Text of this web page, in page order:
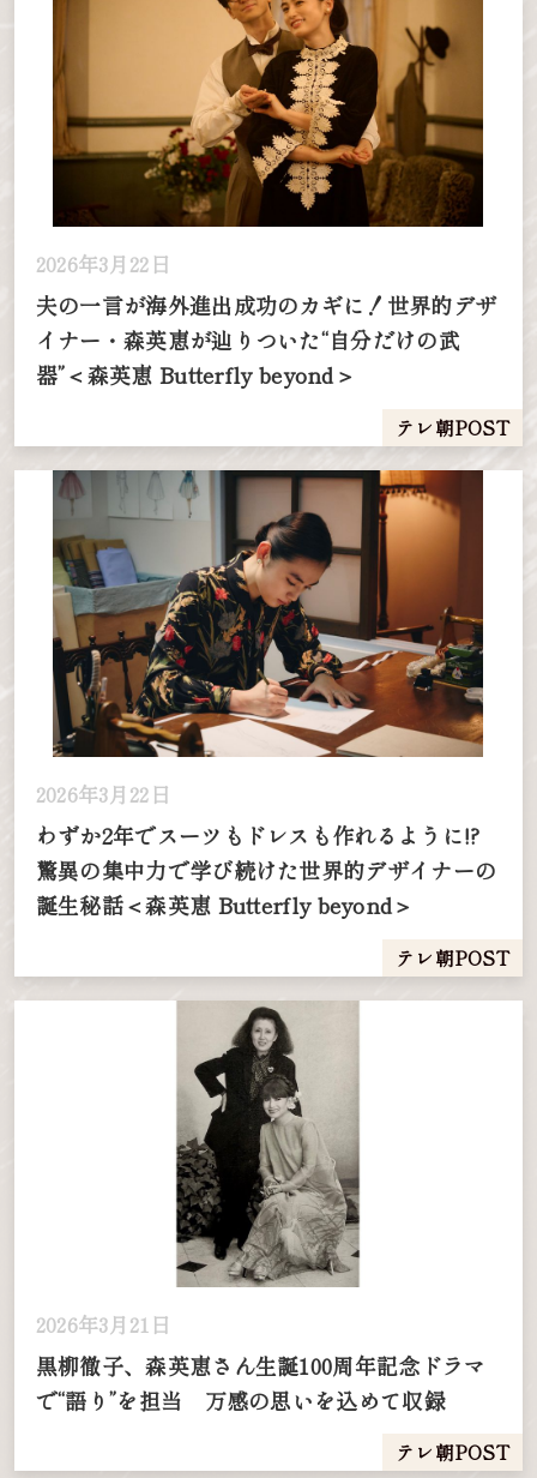
2026年3月22日
夫の一言が海外進出成功のカギに！世界的デザ
イナー・森英恵が辿りついた“自分だけの武
器”＜森英恵 Butterfly beyond＞
テレ朝POST
2026年3月22日
わずか2年でスーツもドレスも作れるように!?
驚異の集中力で学び続けた世界的デザイナーの
誕生秘話＜森英恵 Butterfly beyond＞
テレ朝POST
2026年3月21日
黒柳徹子、森英恵さん生誕100周年記念ドラマ
で“語り”を担当 万感の思いを込めて収録
テレ朝POST